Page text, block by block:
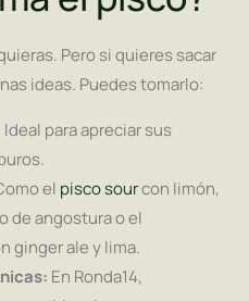
Pero si quieres sacar
ideas. Puedes tomarlo:
Ideal para apreciar sus
el pisco sourcon limón,
de angostura o el
ginger ale y lima.
En Ronda14,